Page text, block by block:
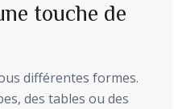
touche de
différentes formes.
des tables ou des